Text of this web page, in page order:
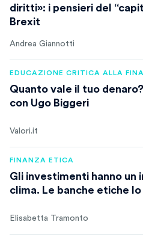
diritti»: i pensieri del
Brexit
Andrea Giannotti
EDUCAZIONE CRITICA ALLA
Quanto vale il tuo
con Ugo Biggeri
Valori.it
FINANZA ETICA
Gli investimenti hanno un
clima. Le banche etiche
Elisabetta Tramonto